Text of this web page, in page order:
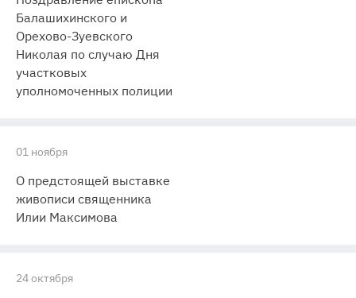
Балашихинского и
Орехово-Зуевского
Николая по случаю Дня
участковых
уполномоченных полиции
01 ноября
О предстоящей выставке
живописи священника
Илии Максимова
24 октября